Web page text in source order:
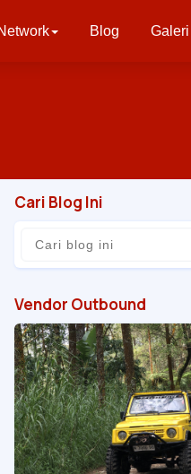
Blog Galeri
Cari Blog Ini
Vendor Outbound